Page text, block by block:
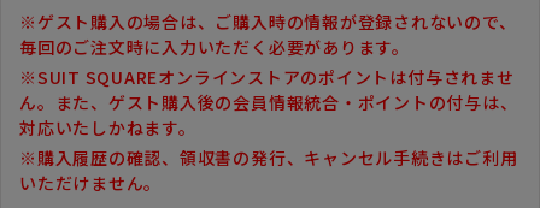
※ゲスト購入の場合は、ご購入時の情報が登録されないので、
毎回のご注文時に入力いただく必要があります。
※SUIT SQUAREオンラインストアのポイントは付与されませ
ん。また、ゲスト購入後の会員情報統合・ポイントの付与は、
対応いたしかねます。
※購入履歴の確認、領収書の発行、キャンセル手続きはご利用
いただけません。